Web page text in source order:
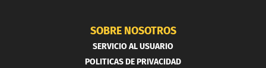
SOBRE NOSOTROS
SERVICIO AL USUARIO
POLITICAS DE PRIVACIDAD